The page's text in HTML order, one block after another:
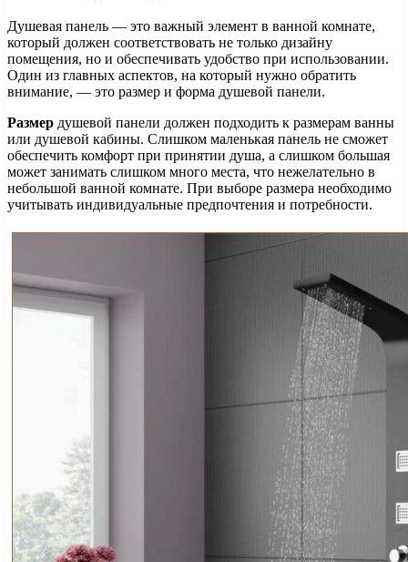
Душевая панель — это важный элемент в ванной комнате,
который должен соответствовать не только дизайну
помещения, но и обеспечивать удобство при использовании.
Один из главных аспектов, на который нужно обратить
внимание, — это размер и форма душевой панели.
Размер душевой панели должен подходить к размерам ванны
или душевой кабины. Слишком маленькая панель не сможет
обеспечить комфорт при принятии душа, а слишком большая
может занимать слишком много места, что нежелательно в
небольшой ванной комнате. При выборе размера необходимо
учитывать индивидуальные предпочтения и потребности.